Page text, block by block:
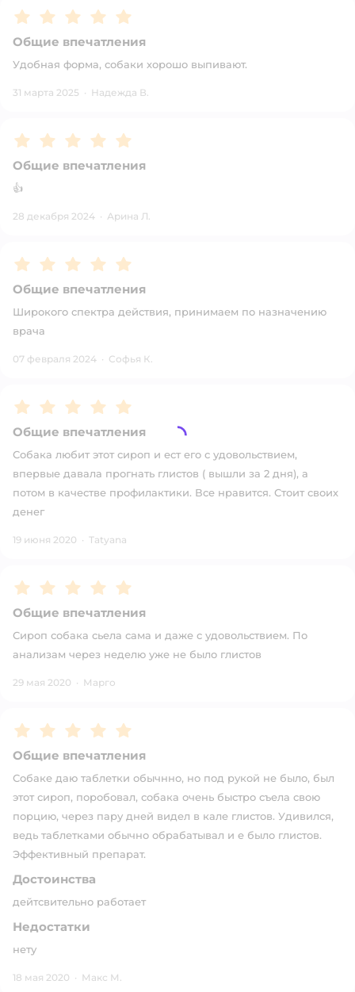
Рейтинг:5
Общие впечатления
Удобная форма, собаки хорошо выпивают.
31 марта 2025 · Надежда В.
Рейтинг:5
Общие впечатления
👍
28 декабря 2024 · Арина Л.
Рейтинг:5
Общие впечатления
Широкого спектра действия, принимаем по назначению
врача
07 февраля 2024 · Софья К.
Рейтинг:5
Общие впечатления
Собака любит этот сироп и ест его с удовольствием,
впервые давала прогнать глистов ( вышли за 2 дня), а
потом в качестве профилактики. Все нравится. Стоит своих
денег
19 июня 2020 · Tatyana
Рейтинг:5
Общие впечатления
Сироп собака сьела сама и даже с удовольствием. По
анализам через неделю уже не было глистов
29 мая 2020 · Марго
Рейтинг:5
Общие впечатления
Собаке даю таблетки обычнно, но под рукой не было, был
этот сироп, поробовал, собака очень быстро съела свою
порцию, через пару дней видел в кале глистов. Удивился,
ведь таблетками обычно обрабатывал и е было глистов.
Эффективный препарат.
Достоинства
дейтсвительно работает
Недостатки
нету
18 мая 2020 · Макс М.